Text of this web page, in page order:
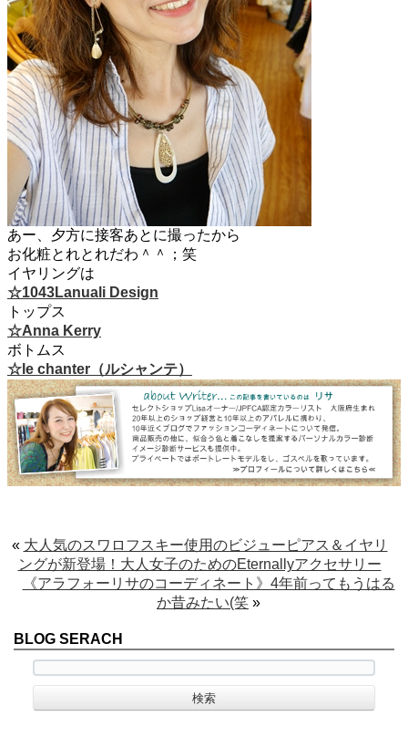
あー、夕方に接客あとに撮ったから
お化粧とれとれだわ＾＾；笑
イヤリングは
☆1043Lanuali Design
トップス
☆Anna Kerry
ボトムス
☆le chanter（ルシャンテ）
« 大人気のスワロフスキー使用のビジューピアス＆イヤリ
ングが新登場！大人女子のためのEternallyアクセサリー
《アラフォーリサのコーディネート》4年前ってもうはる
か昔みたい(笑 »
BLOG SERACH